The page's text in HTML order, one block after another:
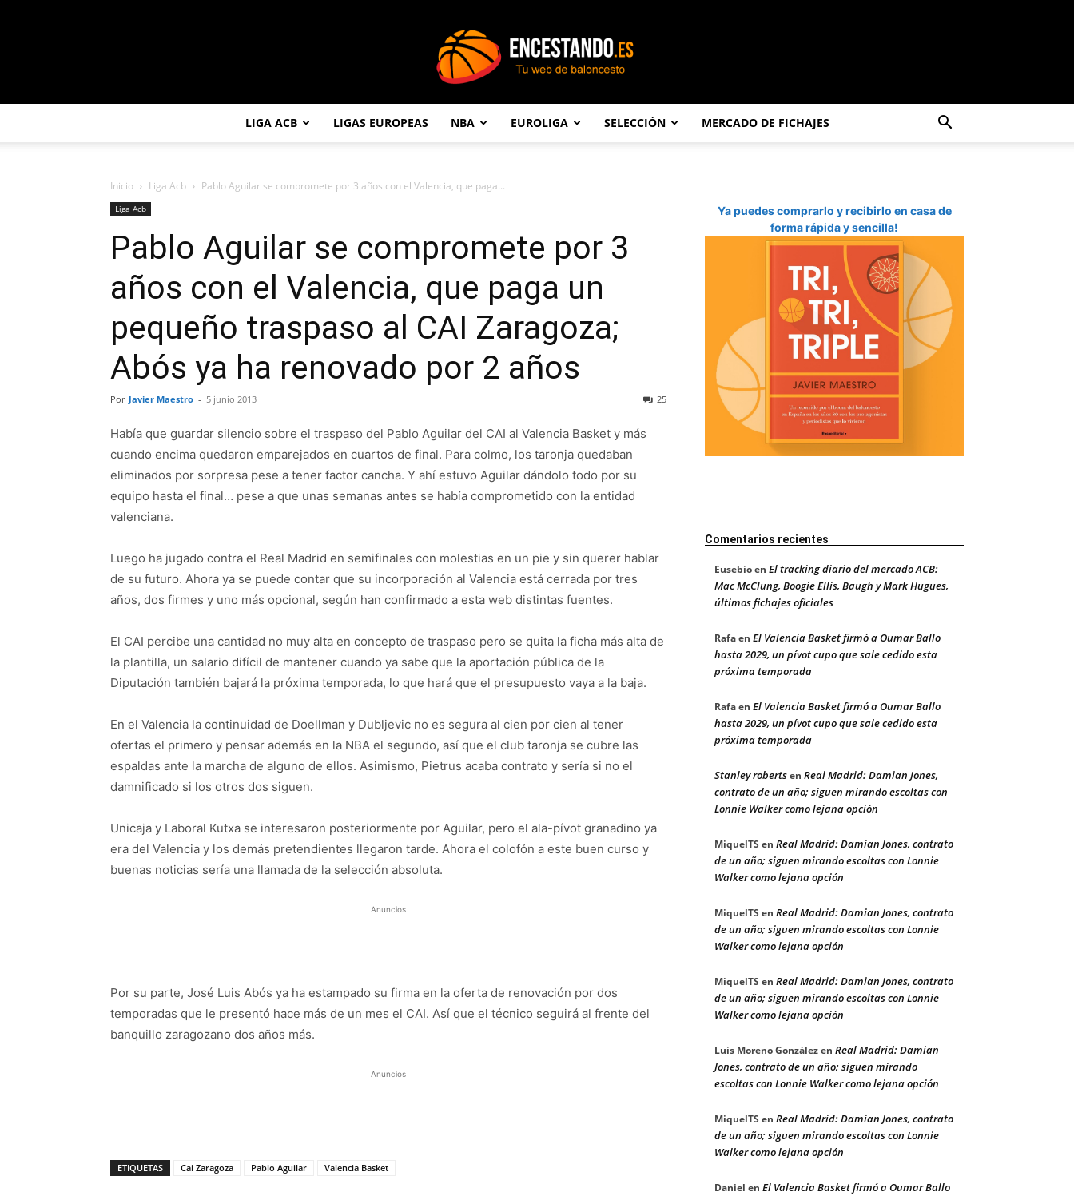
LIGA ACB LIGAS EUROPEAS NBA EUROLIGA SELECCIÓN MERCADO DE FICHAJES
Inicio Liga Acb Pablo Aguilar se compromete por 3 años con el Valencia, que paga...
Liga Acb
Pablo Aguilar se compromete por 3
años con el Valencia, que paga un
pequeño traspaso al CAI Zaragoza;
Abós ya ha renovado por 2 años
Por Javier Maestro - 5 junio 2013 25
Había que guardar silencio sobre el traspaso del Pablo Aguilar del CAI al Valencia Basket y más
cuando encima quedaron emparejados en cuartos de final. Para colmo, los taronja quedaban
eliminados por sorpresa pese a tener factor cancha. Y ahí estuvo Aguilar dándolo todo por su
equipo hasta el final… pese a que unas semanas antes se había comprometido con la entidad
valenciana.
Luego ha jugado contra el Real Madrid en semifinales con molestias en un pie y sin querer hablar
de su futuro. Ahora ya se puede contar que su incorporación al Valencia está cerrada por tres
años, dos firmes y uno más opcional, según han confirmado a esta web distintas fuentes.
El CAI percibe una cantidad no muy alta en concepto de traspaso pero se quita la ficha más alta de
la plantilla, un salario difícil de mantener cuando ya sabe que la aportación pública de la
Diputación también bajará la próxima temporada, lo que hará que el presupuesto vaya a la baja.
En el Valencia la continuidad de Doellman y Dubljevic no es segura al cien por cien al tener
ofertas el primero y pensar además en la NBA el segundo, así que el club taronja se cubre las
espaldas ante la marcha de alguno de ellos. Asimismo, Pietrus acaba contrato y sería si no el
damnificado si los otros dos siguen.
Unicaja y Laboral Kutxa se interesaron posteriormente por Aguilar, pero el ala-pívot granadino ya
era del Valencia y los demás pretendientes llegaron tarde. Ahora el colofón a este buen curso y
buenas noticias sería una llamada de la selección absoluta.
Anuncios
Por su parte, José Luis Abós ya ha estampado su firma en la oferta de renovación por dos
temporadas que le presentó hace más de un mes el CAI. Así que el técnico seguirá al frente del
banquillo zaragozano dos años más.
Anuncios
ETIQUETAS Cai Zaragoza Pablo Aguilar Valencia Basket
Ya puedes comprarlo y recibirlo en casa de
forma rápida y sencilla!
Comentarios recientes
Eusebioen El tracking diario del mercado ACB:
Mac McClung, Boogie Ellis, Baugh y Mark Hugues,
últimos fichajes oficiales
Rafaen El Valencia Basket firmó a Oumar Ballo
hasta 2029, un pívot cupo que sale cedido esta
próxima temporada
Rafaen El Valencia Basket firmó a Oumar Ballo
hasta 2029, un pívot cupo que sale cedido esta
próxima temporada
Stanley robertsen Real Madrid: Damian Jones,
contrato de un año; siguen mirando escoltas con
Lonnie Walker como lejana opción
MiquelTS en Real Madrid: Damian Jones, contrato
de un año; siguen mirando escoltas con Lonnie
Walker como lejana opción
MiquelTS en Real Madrid: Damian Jones, contrato
de un año; siguen mirando escoltas con Lonnie
Walker como lejana opción
MiquelTS en Real Madrid: Damian Jones, contrato
de un año; siguen mirando escoltas con Lonnie
Walker como lejana opción
Luis Moreno Gonzálezen Real Madrid: Damian
Jones, contrato de un año; siguen mirando
escoltas con Lonnie Walker como lejana opción
MiquelTS en Real Madrid: Damian Jones, contrato
de un año; siguen mirando escoltas con Lonnie
Walker como lejana opción
Daniel en El Valencia Basket firmó a Oumar Ballo